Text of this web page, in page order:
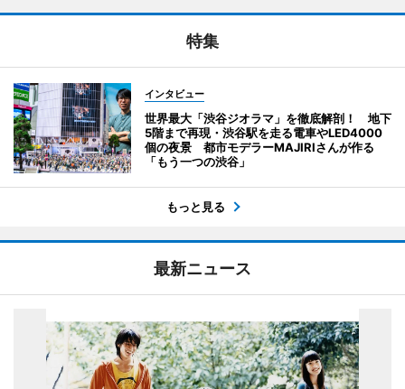
特集
インタビュー
世界最大「渋谷ジオラマ」を徹底解剖！ 地下
5階まで再現・渋谷駅を走る電車やLED4000
個の夜景 都市モデラーMAJIRIさんが作る
「もう一つの渋谷」
もっと見る
最新ニュース